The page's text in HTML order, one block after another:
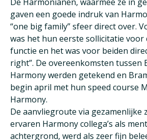
gaven een goede indruk van
“one big family” sfeer direct over.
was het hun eerste sollicitatie voor
functie en het was voor beiden
right”. De overeenkomsten tussen
Harmony werden getekend en
begin april met hun speed course
Harmony.
De aanvliegroute via gezamenlijke
ervaren Harmony collega’s als
achtergrond, werd als zeer fijn